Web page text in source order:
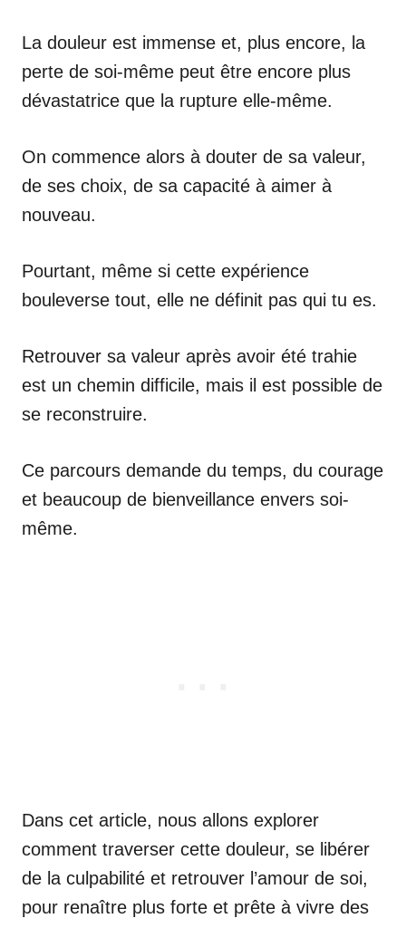
La douleur est immense et, plus encore, la
perte de soi-même peut être encore plus
dévastatrice que la rupture elle-même.
On commence alors à douter de sa valeur,
de ses choix, de sa capacité à aimer à
nouveau.
Pourtant, même si cette expérience
bouleverse tout, elle ne définit pas qui tu es.
Retrouver sa valeur après avoir été trahie
est un chemin difficile, mais il est possible de
se reconstruire.
Ce parcours demande du temps, du courage
et beaucoup de bienveillance envers soi-
même.
Dans cet article, nous allons explorer
comment traverser cette douleur, se libérer
de la culpabilité et retrouver l’amour de soi,
pour renaître plus forte et prête à vivre des